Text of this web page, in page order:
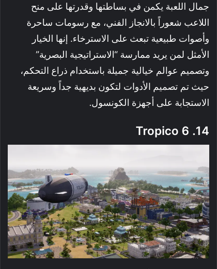
جمال اللعبة يكمن في بساطتها وقدرتها على منح
اللاعب شعوراً بالانجاز الفني، مع رسومات ساحرة
وأصوات طبيعية تبعث على الاسترخاء. إنها الخيار
الأمثل لمن يريد ممارسة “الاستراتيجية البصرية”
وتصميم عوالم خيالية جميلة باستخدام ذراع التحكم،
حيث تم تصميم الأدوات لتكون بديهية جداً وسريعة
الاستجابة على أجهزة الكونسول.
14. Tropico 6